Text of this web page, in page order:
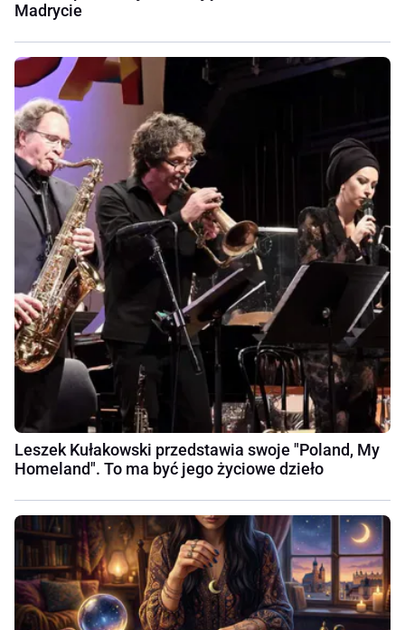
Madrycie
Leszek Kułakowski przedstawia swoje "Poland, My
Homeland". To ma być jego życiowe dzieło